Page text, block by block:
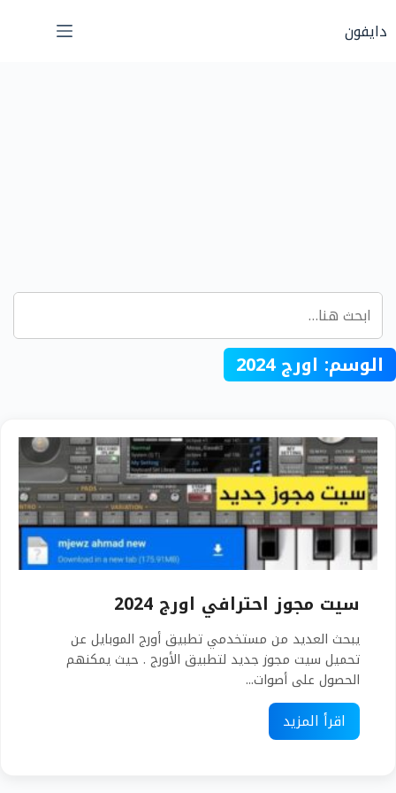
إلىدايفون
الوسم: اورج 2024
سيت مجوز احترافي اورج 2024
يبحث العديد من مستخدمي تطبيق أورج الموبايل عن
تحميل سيت مجوز جديد لتطبيق الأورج . حيث يمكنهم
الحصول على أصوات...
اقرأ المزيد